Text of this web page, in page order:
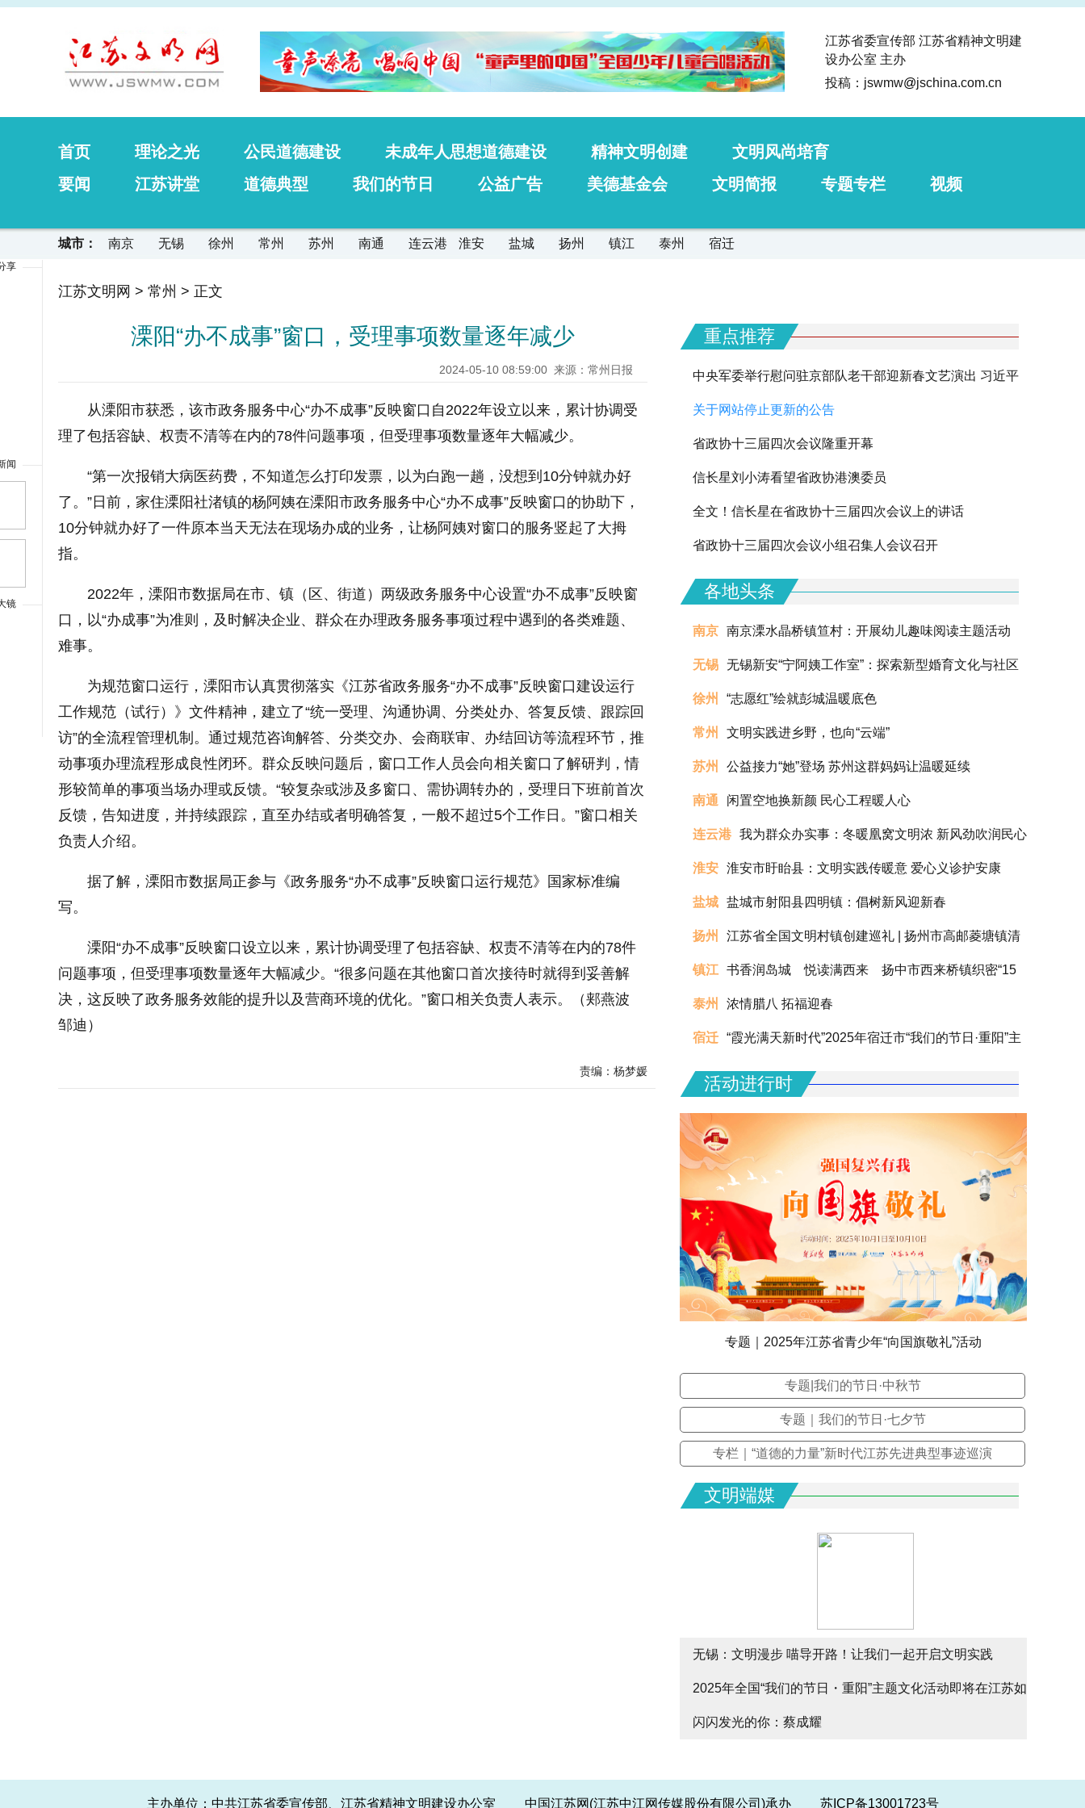
江苏省委宣传部 江苏省精神文明建
设办公室 主办
投稿：jswmw@jschina.com.cn
首页 理论之光 公民道德建设 未成年人思想道德建设 精神文明创建
文明风尚培育
要闻
江苏讲堂 道德典型 我们的节日 公益广告 美德基金会 文明简报 专题专栏 视频
城市： 南京 无锡 徐州 常州 苏州 南通 连云港 淮安 盐城 扬州 镇江 泰州 宿迁
江苏文明网 > 常州 > 正文
溧阳“办不成事”窗口，受理事项数量逐年减少
2024-05-10 08:59:00 来源：常州日报
从溧阳市获悉，该市政务服务中心“办不成事”反映窗口自2022年设立以来，累计协调受
理了包括容缺、权责不清等在内的78件问题事项，但受理事项数量逐年大幅减少。
“第一次报销大病医药费，不知道怎么打印发票，以为白跑一趟，没想到10分钟就办好
了。”日前，家住溧阳社渚镇的杨阿姨在溧阳市政务服务中心“办不成事”反映窗口的协助下，
10分钟就办好了一件原本当天无法在现场办成的业务，让杨阿姨对窗口的服务竖起了大拇
指。
2022年，溧阳市数据局在市、镇（区、街道）两级政务服务中心设置“办不成事”反映窗
口，以“办成事”为准则，及时解决企业、群众在办理政务服务事项过程中遇到的各类难题、
难事。
为规范窗口运行，溧阳市认真贯彻落实《江苏省政务服务“办不成事”反映窗口建设运行
工作规范（试行）》文件精神，建立了“统一受理、沟通协调、分类处办、答复反馈、跟踪回
访”的全流程管理机制。通过规范咨询解答、分类交办、会商联审、办结回访等流程环节，推
动事项办理流程形成良性闭环。群众反映问题后，窗口工作人员会向相关窗口了解研判，情
形较简单的事项当场办理或反馈。“较复杂或涉及多窗口、需协调转办的，受理日下班前首次
反馈，告知进度，并持续跟踪，直至办结或者明确答复，一般不超过5个工作日。”窗口相关
负责人介绍。
据了解，溧阳市数据局正参与《政务服务“办不成事”反映窗口运行规范》国家标准编
写。
溧阳“办不成事”反映窗口设立以来，累计协调受理了包括容缺、权责不清等在内的78件
问题事项，但受理事项数量逐年大幅减少。“很多问题在其他窗口首次接待时就得到妥善解
决，这反映了政务服务效能的提升以及营商环境的优化。”窗口相关负责人表示。（郏燕波
邹迪）
责编：杨梦媛
重点推荐
中央军委举行慰问驻京部队老干部迎新春文艺演出 习近平
向全军老同志祝贺新春
关于网站停止更新的公告
省政协十三届四次会议隆重开幕
信长星刘小涛看望省政协港澳委员
全文！信长星在省政协十三届四次会议上的讲话
省政协十三届四次会议小组召集人会议召开
各地头条
南京 南京溧水晶桥镇笪村：开展幼儿趣味阅读主题活动
无锡 无锡新安“宁阿姨工作室”：探索新型婚育文化与社区
治理融合的创新实践
徐州 “志愿红”绘就彭城温暖底色
常州 文明实践进乡野，也向“云端”
苏州 公益接力“她”登场 苏州这群妈妈让温暖延续
南通 闲置空地换新颜 民心工程暖人心
连云港 我为群众办实事：冬暖凰窝文明浓 新风劲吹润民心
淮安 淮安市盱眙县：文明实践传暖意 爱心义诊护安康
盐城 盐城市射阳县四明镇：倡树新风迎新春
扬州 江苏省全国文明村镇创建巡礼 | 扬州市高邮菱塘镇清
真村
镇江 书香润岛城 悦读满西来 扬中市西来桥镇织密“15
分钟阅读圈”滋养全龄人生
泰州 浓情腊八 拓福迎春
宿迁 “霞光满天新时代”2025年宿迁市“我们的节日·重阳”主
场活动圆满举办
活动进行时
专题｜2025年江苏省青少年“向国旗敬礼”活动
专题|我们的节日·中秋节
专题｜我们的节日·七夕节
专栏｜“道德的力量”新时代江苏先进典型事迹巡演
文明端媒
无锡：文明漫步 喵导开路！让我们一起开启文明实践
citywalk
2025年全国“我们的节日・重阳”主题文化活动即将在江苏如
皋启幕
闪闪发光的你：蔡成耀
主办单位：中共江苏省委宣传部、江苏省精神文明建设办公室 中国江苏网(江苏中江网传媒股份有限公司)承办 苏ICP备13001723号
享
闻
镜